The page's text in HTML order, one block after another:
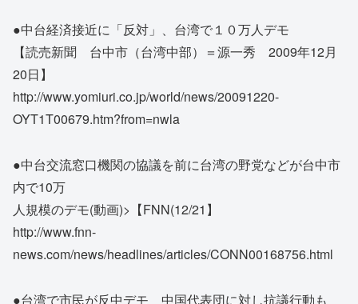
●中台経済接近に「反対」、台湾で１０万人デモ
【読売新聞 台中市（台湾中部）＝源一秀 2009年12月
20日】
http://www.yomiuri.co.jp/world/news/20091220-
OYT1T00679.htm?from=nwla
●中台交流窓口機関の協議を前に台湾の野党などが台中市
内で10万
人規模のデモ(動画)>【FNN(12/21】
http://www.fnn-
news.com/news/headlines/articles/CONN00168756.html
●台湾で市民が反中デモ 中国代表団に対し抗議行動も